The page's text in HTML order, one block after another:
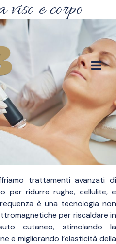
e corpo
trattamenti avanzati di
per ridurre rughe, cellulite, e
è una tecnologia non
per riscaldare in
cutaneo, stimolando la
e migliorando l’elasticità della